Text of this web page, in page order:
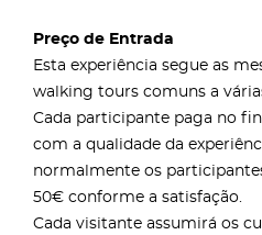
Preço de Entrada
Esta experiência segue as
walking tours comuns a
Cada participante paga no
com a qualidade da
normalmente os
50€ conforme a satisfação.
Cada visitante assumirá os